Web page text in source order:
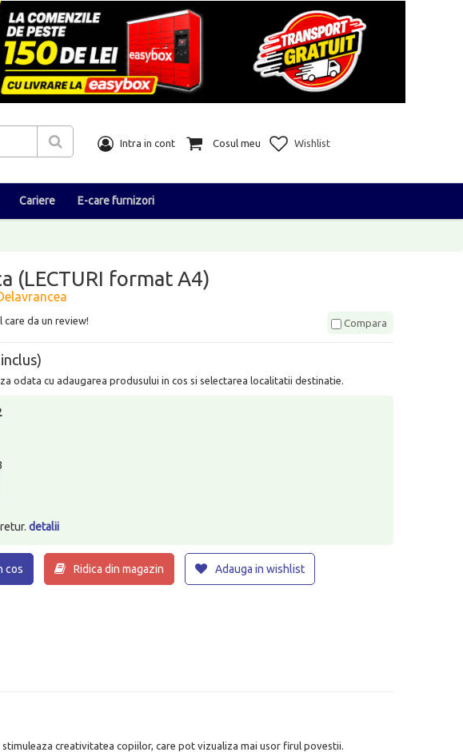
Intra in cont Cosul meu Wishlist
Cariere E-care furnizori
(LECTURI format A4)
care da un review! Compara
odata cu adaugarea produsului in cos si selectarea localitatii destinatie.
detalii
cos Ridica din magazin Adauga in wishlist
creativitatea copiilor, care pot vizualiza mai usor firul povestii.